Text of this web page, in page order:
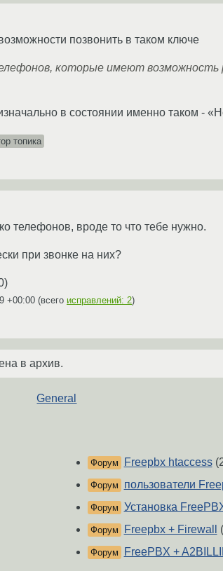
позвонить в таком ключе
которые имеют возможность
в состоянии именно таком -
топика
телефонов, вроде то что тебе нужно.
при звонке на них?
)
+00:00 (всего исправлений: 2)
в архив.
General
Форум Freepbx htaccess
Форум пользователи
Форум Установка
Форум Freepbx + Firewall
Форум FreePBX +